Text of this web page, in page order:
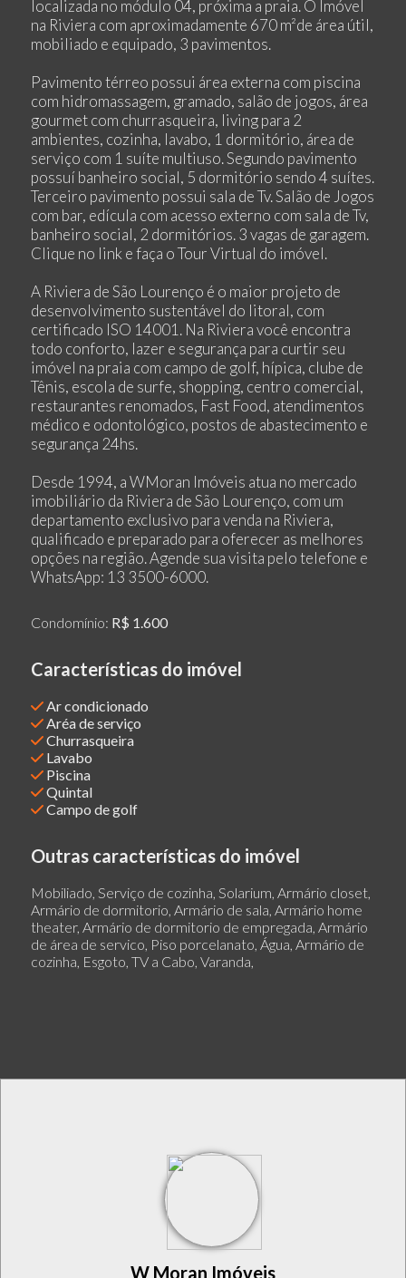
localizada no módulo 04, próxima a praia. O Imóvel
na Riviera com aproximadamente 670 m²de área útil,
mobiliado e equipado, 3 pavimentos.
Pavimento térreo possui área externa com piscina
com hidromassagem, gramado, salão de jogos, área
gourmet com churrasqueira, living para 2
ambientes, cozinha, lavabo, 1 dormitório, área de
serviço com 1 suíte multiuso. Segundo pavimento
possuí banheiro social, 5 dormitório sendo 4 suítes.
Terceiro pavimento possui sala de Tv. Salão de Jogos
com bar, edícula com acesso externo com sala de Tv,
banheiro social, 2 dormitórios. 3 vagas de garagem.
Clique no link e faça o Tour Virtual do imóvel.
A Riviera de São Lourenço é o maior projeto de
desenvolvimento sustentável do litoral, com
certificado ISO 14001. Na Riviera você encontra
todo conforto, lazer e segurança para curtir seu
imóvel na praia com campo de golf, hípica, clube de
Tênis, escola de surfe, shopping, centro comercial,
restaurantes renomados, Fast Food, atendimentos
médico e odontológico, postos de abastecimento e
segurança 24hs.
Desde 1994, a WMoran Imóveis atua no mercado
imobiliário da Riviera de São Lourenço, com um
departamento exclusivo para venda na Riviera,
qualificado e preparado para oferecer as melhores
opções na região. Agende sua visita pelo telefone e
WhatsApp: 13 3500-6000.
Condomínio: R$ 1.600
Características do imóvel
Ar condicionado
Aréa de serviço
Churrasqueira
Lavabo
Piscina
Quintal
Campo de golf
Outras características do imóvel
Mobiliado, Serviço de cozinha, Solarium, Armário closet,
Armário de dormitorio, Armário de sala, Armário home
theater, Armário de dormitorio de empregada, Armário
de área de servico, Piso porcelanato, Água, Armário de
cozinha, Esgoto, TV a Cabo, Varanda,
W Moran Imóveis